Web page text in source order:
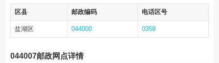
区县 邮政编码 电话区号
盐湖区 044000 0359
044007邮政网点详情